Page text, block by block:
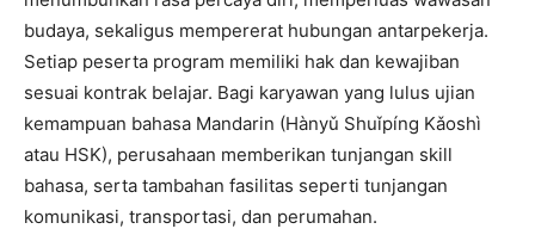
budaya, sekaligus mempererat hubungan antarpekerja.
Setiap peserta program memiliki hak dan kewajiban
sesuai kontrak belajar. Bagi karyawan yang lulus ujian
kemampuan bahasa Mandarin (Hànyǔ Shuǐpíng Kǎoshì
atau HSK), perusahaan memberikan tunjangan skill
bahasa, serta tambahan fasilitas seperti tunjangan
komunikasi, transportasi, dan perumahan.